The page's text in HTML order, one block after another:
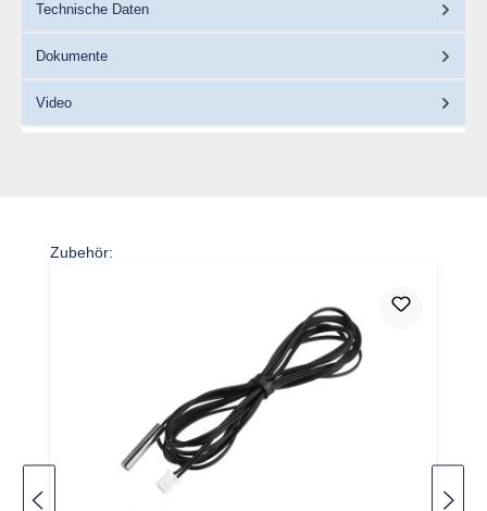
Technische Daten
Dokumente
Video
Produktgalerie überspringen
Zubehör: